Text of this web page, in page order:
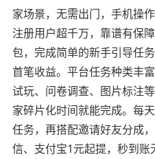
家场景，无需出门，手机操
注册用户超千万，靠谱有保
包，完成简单的新手引导任
首笔收益。平台任务种类丰
试玩、问卷调查、图片标注
家碎片化时间就能完成。每
任务，再搭配邀请好友分成
信、支付宝1元起提，秒到